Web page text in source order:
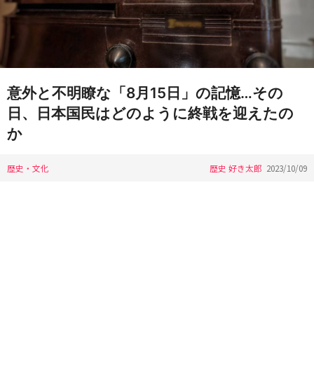
意外と不明瞭な「8月15日」の記憶…その
日、日本国民はどのように終戦を迎えたの
か
歴史・文化 歴史 好き太郎 2023/10/09